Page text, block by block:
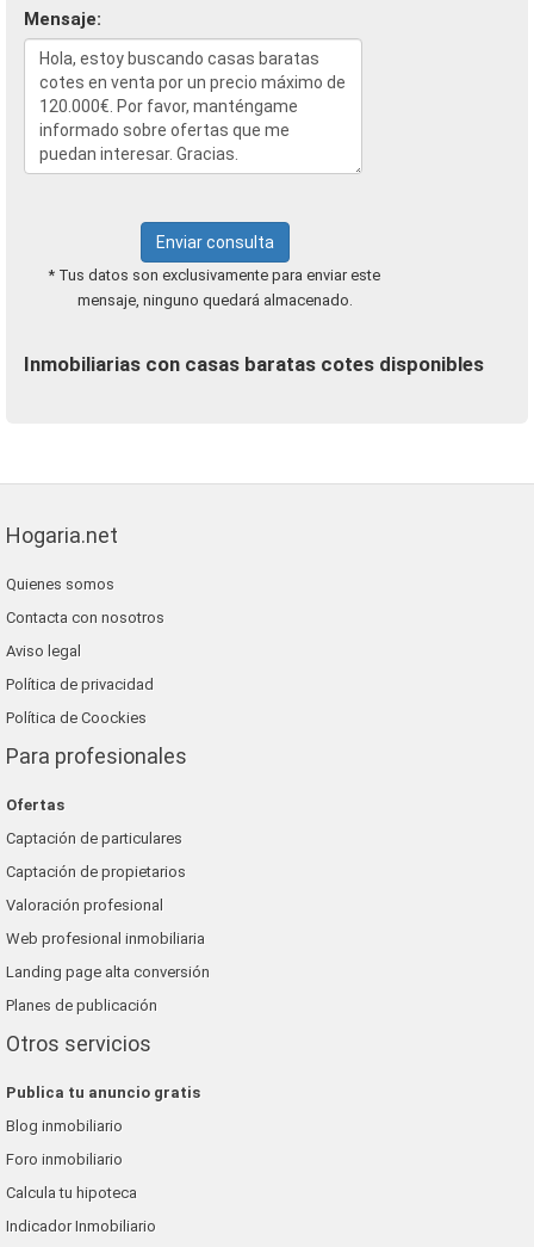
Mensaje:
Enviar consulta
* Tus datos son exclusivamente para enviar este
mensaje, ninguno quedará almacenado.
Inmobiliarias con casas baratas cotes disponibles
Hogaria.net
Quienes somos
Contacta con nosotros
Aviso legal
Política de privacidad
Política de Coockies
Para profesionales
Ofertas
Captación de particulares
Captación de propietarios
Valoración profesional
Web profesional inmobiliaria
Landing page alta conversión
Planes de publicación
Otros servicios
Publica tu anuncio gratis
Blog inmobiliario
Foro inmobiliario
Calcula tu hipoteca
Indicador Inmobiliario